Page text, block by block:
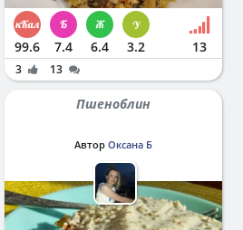
99.6 7.4 6.4 3.2 13
3 13
Пшеноблин
Автор Оксана Б